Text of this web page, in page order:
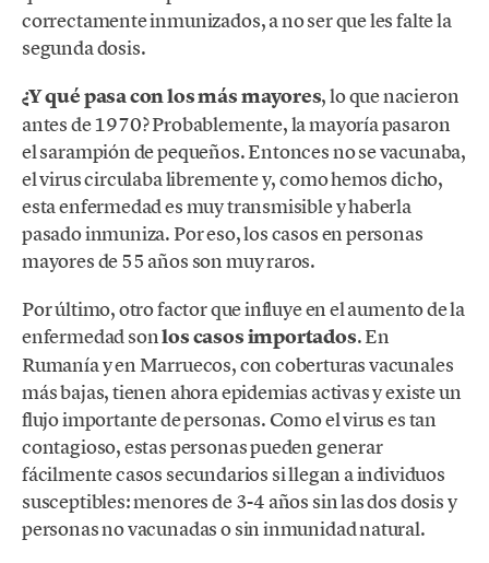
correctamente inmunizados, a no ser que les falte la
segunda dosis.
¿Y qué pasa con los más mayores, lo que nacieron
antes de 1970? Probablemente, la mayoría pasaron
el sarampión de pequeños. Entonces no se vacunaba,
el virus circulaba libremente y, como hemos dicho,
esta enfermedad es muy transmisible y haberla
pasado inmuniza. Por eso, los casos en personas
mayores de 55 años son muy raros.
Por último, otro factor que influye en el aumento de la
enfermedad sonlos casos importados. En
Rumanía y en Marruecos, con coberturas vacunales
más bajas, tienen ahora epidemias activas y existe un
flujo importante de personas. Como el virus es tan
contagioso, estas personas pueden generar
fácilmente casos secundarios si llegan a individuos
susceptibles: menores de 3-4 años sin las dos dosis y
personas no vacunadas o sin inmunidad natural.